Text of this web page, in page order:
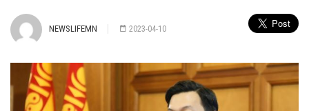
NEWSLIFEMN 2023-04-10